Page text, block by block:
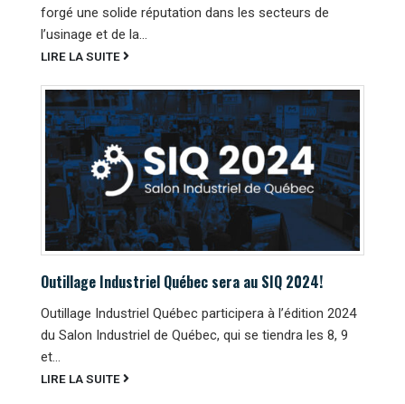
forgé une solide réputation dans les secteurs de
l’usinage et de la...
LIRE LA SUITE
Outillage Industriel Québec sera au SIQ 2024!
Outillage Industriel Québec participera à l’édition 2024
du Salon Industriel de Québec, qui se tiendra les 8, 9
et...
LIRE LA SUITE